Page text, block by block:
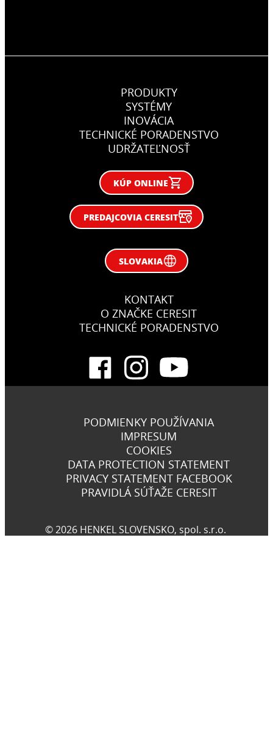
PRODUKTY
SYSTÉMY
INOVÁCIA
TECHNICKÉ PORADENSTVO
UDRŽATEĽNOSŤ
KÚP ONLINE
PREDAJCOVIA CERESIT
SLOVAKIA
KONTAKT
O ZNAČKE CERESIT
TECHNICKÉ PORADENSTVO
PODMIENKY POUŽÍVANIA
IMPRESUM
COOKIES
DATA PROTECTION STATEMENT
PRIVACY STATEMENT FACEBOOK
PRAVIDLÁ SÚŤAŽE CERESIT
© 2026 HENKEL SLOVENSKO, spol. s.r.o.